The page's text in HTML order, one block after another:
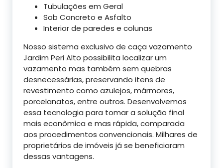
Tubulações em Geral
Sob Concreto e Asfalto
Interior de paredes e colunas
Nosso sistema exclusivo de caça vazamento
Jardim Peri Alto possibilita localizar um
vazamento mas também sem quebras
desnecessárias, preservando itens de
revestimento como azulejos, mármores,
porcelanatos, entre outros. Desenvolvemos
essa tecnologia para tomar a solução final
mais econômica e mas rápida, comparada
aos procedimentos convencionais. Milhares de
proprietários de imóveis já se beneficiaram
dessas vantagens.